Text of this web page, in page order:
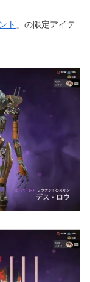
ト 」の限定アイテ